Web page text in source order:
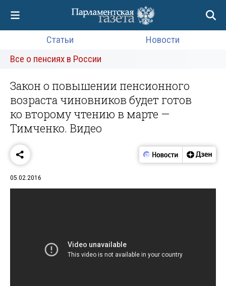
Статьи
Новости
Все о пенсиях в России
Закон о повышении пенсионного
возраста чиновников будет готов
ко второму чтению в марте —
Тимченко. Видео
05.02.2016